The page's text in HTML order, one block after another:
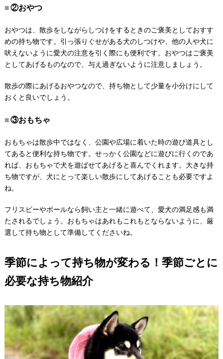
②おやつ
おやつは、散歩をしながらしつけをするときのご褒美としておすす
めの持ち物です。引っ張りぐせがある犬のしつけや、他の人や犬に
吠えないように愛犬の注意を引く際にも便利です。おやつはご褒美
としてあげるものなので、与え過ぎないように注意しましょう。
散歩の際にあげるおやつなので、持ち物として少量を小分けにして
おくと良いでしょう。
③おもちゃ
おもちゃは散歩中ではなく、公園や広場に着いた時の遊び道具とし
てあると便利な持ち物です。せっかく公園などに遊びに行くのであ
れば、おもちゃで犬を遊ばせてあげると喜んでくれます。大きな持
ち物ですが、犬にとって楽しい散歩にしてあげることも必要ですよ
ね。
フリスビーやボールなら飼い主と一緒に遊べて、愛犬の満足感も満
たされるでしょう。おもちゃはあれもこれもとならないように、厳
選して持ち物として準備してくださいね。
季節によって持ち物が変わる！季節ごとに
必要な持ち物紹介